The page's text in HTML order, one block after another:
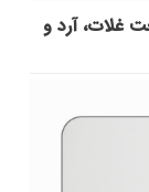
غلات، آرد و